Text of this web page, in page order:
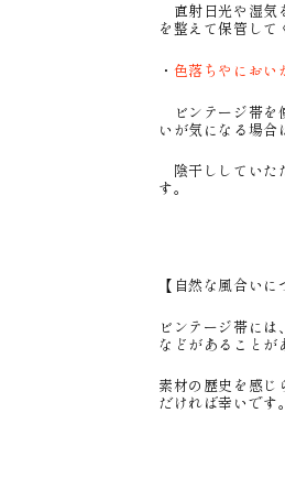
直射日光や湿気
を整えて保管して
・ 色落ちやにおい
ビンテージ帯を
いが気になる場合
陰干ししていた
す。
【自然な風合いに
ビンテージ帯に
などがあることが
素材の歴史を感じ
だければ幸いです。